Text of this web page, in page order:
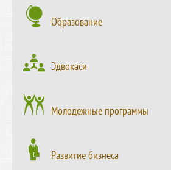
Образование
Эдвокаси
Молодежные программы
Развитие бизнеса